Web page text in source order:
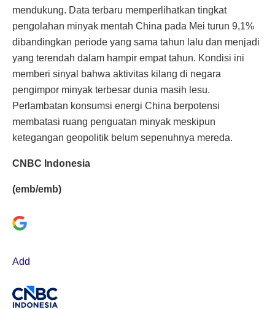
mendukung. Data terbaru memperlihatkan tingkat
pengolahan minyak mentah China pada Mei turun 9,1%
dibandingkan periode yang sama tahun lalu dan menjadi
yang terendah dalam hampir empat tahun. Kondisi ini
memberi sinyal bahwa aktivitas kilang di negara
pengimpor minyak terbesar dunia masih lesu.
Perlambatan konsumsi energi China berpotensi
membatasi ruang penguatan minyak meskipun
ketegangan geopolitik belum sepenuhnya mereda.
CNBC Indonesia
(emb/emb)
Add